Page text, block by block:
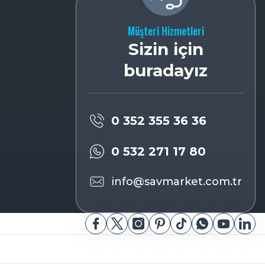
Müşteri Hizmetleri
Sizin için
buradayız
0 352 355 36 36
0 532 271 17 80
info@savmarket.com.tr